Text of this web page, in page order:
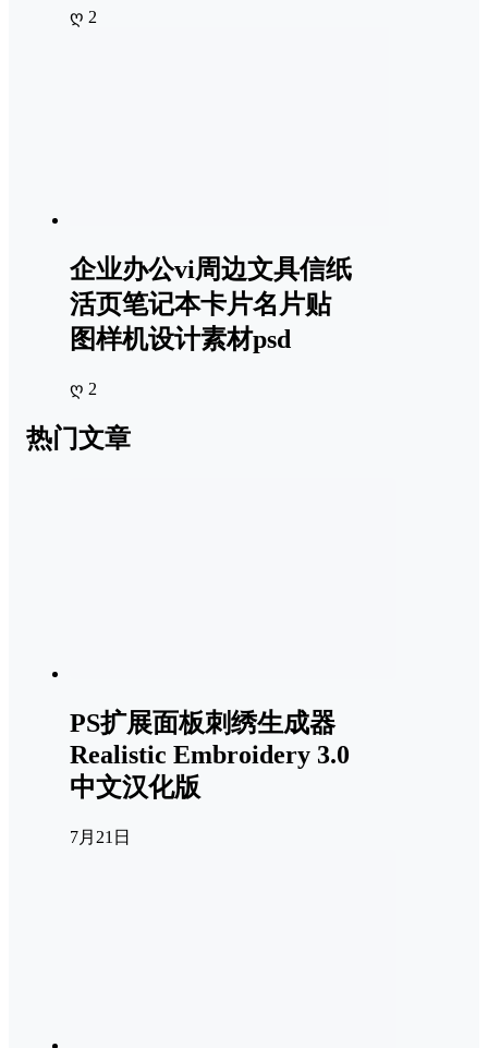
ღ 2
企业办公vi周边文具信纸
活页笔记本卡片名片贴
图样机设计素材psd
ღ 2
热门文章
PS扩展面板刺绣生成器
Realistic Embroidery 3.0
中文汉化版
7月21日